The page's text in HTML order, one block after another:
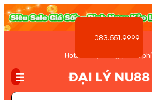
Hotline Đặt hàng ( Miễn phí
083.551.9999